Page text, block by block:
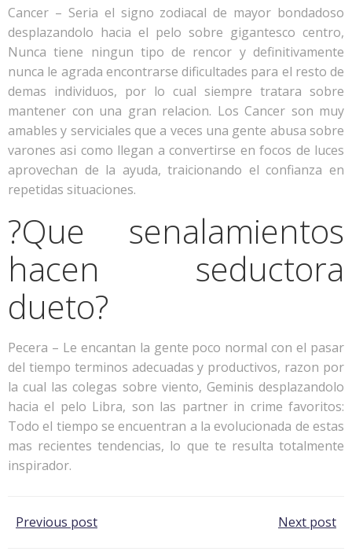
Cancer – Seri­a el signo zodiacal de mayor bondadoso
desplazandolo hacia el pelo sobre gigantesco centro,
Nunca tiene ningun tipo de rencor y definitivamente
nunca le agrada encontrarse dificultades para el resto de
demas individuos, por lo cual siempre tratara sobre
mantener con una gran relacion. Los Cancer son muy
amables y serviciales que a veces una gente abusa sobre
varones asi­ como llegan a convertirse en focos de luces
aprovechan de la ayuda, traicionando el confianza en
repetidas situaciones.
?Que senalamientos
hacen seductora
dueto?
Pecera – Le encantan la gente poco normal con el pasar
del tiempo terminos adecuadas y productivos, razon por
la cual las colegas sobre viento, Geminis desplazandolo
hacia el pelo Libra, son las partner in crime favoritos:
Todo el tiempo se encuentran a la evolucionada de estas
mas recientes tendencias, lo que te resulta totalmente
inspirador.
Post
Previous post Next post